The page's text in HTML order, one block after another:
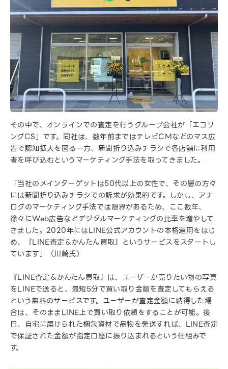
その中で、オンラインでの査定を行うグループ会社が「エコリ
ングCS」です。同社は、数年前まではテレビCMなどのマス広
告で認知拡大を図る一方、新聞折り込みチラシで各店舗に利用
者を呼び込むというマーケティング手法を取ってきました。
「当社のメインターゲットは50代以上の女性で、その層の方々
には新聞折り込みチラシでの訴求が効果的です。しかし、アナ
ログのマーケティング手法では限界があるため、ここ数年、
徐々にWeb広告などデジタルマーケティングの比率を増やして
きました。2020年にはLINE公式アカウントの本格運用をはじ
め、『LINE査定＆かんたん買取』というサービスをスタートし
ています」（川崎氏）
『LINE査定＆かんたん買取』は、ユーザーが売りたい物の写真
をLINEで送ると、最短5分で買い取り金額を査定してもらえる
という無料のサービスです。ユーザーが査定金額に納得した場
合は、そのままLINE上で買い取り依頼をすることが可能。後
日、自宅に届けられた梱包資材で品物を発送すれば、LINE査定
で保証された金額が指定口座に振り込まれるという仕組みで
す。